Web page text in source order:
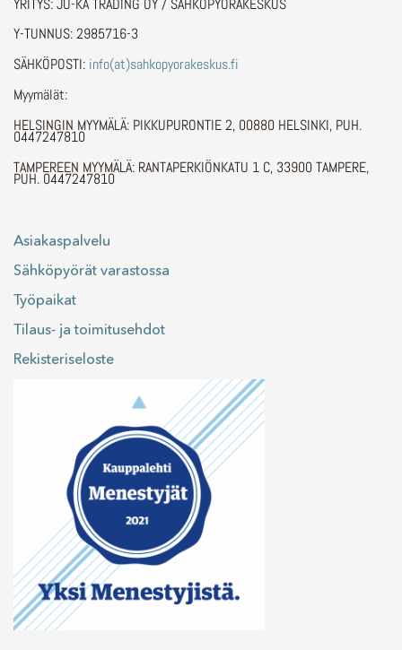
Y-TUNNUS: 2985716-3
SÄHKÖPOSTI: info(at)sahkopyorakeskus.fi
Myymälät:
HELSINGIN MYYMÄLÄ: PIKKUPURONTIE 2, 00880 HELSINKI, PUH.
0447247810
TAMPEREEN MYYMÄLÄ: RANTAPERKIÖNKATU 1 C, 33900 TAMPERE,
PUH. 0447247810
Asiakaspalvelu
Sähköpyörät varastossa
Työpaikat
Tilaus- ja toimitusehdot
Rekisteriseloste